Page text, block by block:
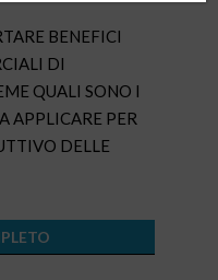
BENEFICI
DI
QUALI SONO I
APPLICARE PER
DELLE